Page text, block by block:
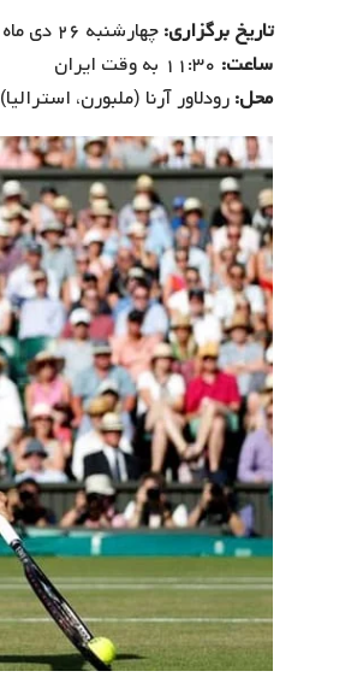
تاریخ برگزاری:چهارشنبه ۲۶ دی ماه ۱۳۹۷-۱۶ ژانویه ۲۰۱۹
ساعت:
محل:رودلاور آرنا (ملبورن، استرالیا)